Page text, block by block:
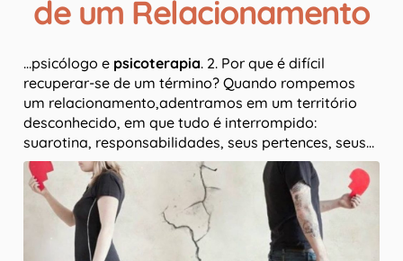
de um Relacionamento
…psicólogo e psicoterapia. 2. Por que é difícil
recuperar-se de um término? Quando rompemos
um relacionamento,adentramos em um território
desconhecido, em que tudo é interrompido:
suarotina, responsabilidades, seus pertences, seus…